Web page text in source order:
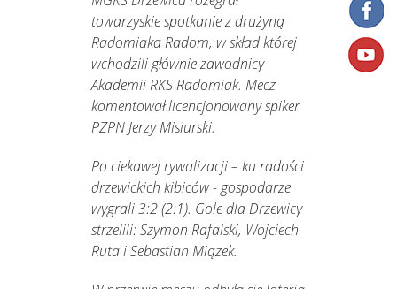
towarzyskie spotkanie z drużyną
Radomiaka Radom, w skład której
wchodzili głównie zawodnicy
Akademii RKS Radomiak. Mecz
komentował licencjonowany spiker
PZPN Jerzy Misiurski.
Po ciekawej rywalizacji – ku radości
drzewickich kibiców - gospodarze
wygrali 3:2 (2:1). Gole dla Drzewicy
strzelili: Szymon Rafalski, Wojciech
Ruta i Sebastian Miązek.